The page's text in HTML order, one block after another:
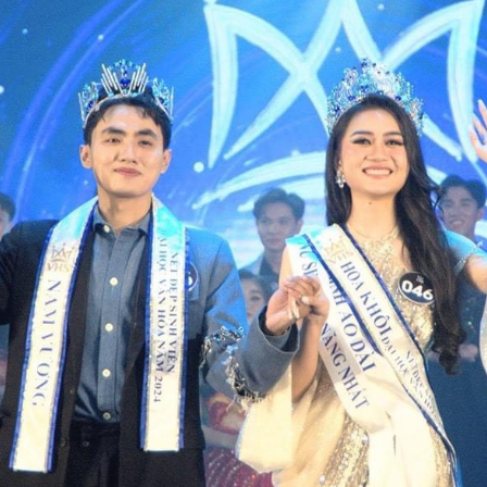
thanh lịch, dịu dàng nhưng cũng không kém phần rạng rỡ. Chiếc áo
vốn là biểu tượng của văn hóa Việt, càng trở nên ý nghĩa hơn khi
cô diện trong bối cảnh hướng về ngày Quốc khánh.
18
Nhạc kịch Bolero 'Chờ người': Cuộc cách mạng trên
sân khấu với 22 ca khúc bất hủ
tối 16-8 tại Nhà hát Bến Thành, vở nhạc kịch Bolero "Chờ người" đã
thức ra mắt, mang đến một làn gió mới lạ và đầy cảm xúc cho
người yêu mến dòng nhạc trữ tình này. Không đơn thuần là một
hòa nhạc, vở diễn đã khéo léo lồng ghép 22 ca khúc Bolero kinh
vào một câu chuyện kịch đầy kịch tính, tạo nên một trải nghiệm
thuật độc đáo.
Trần Châu Mỹ Mỹ: Á hậu 2 Hoa hậu Hoàn cầu Việt
Nam - Vẻ đẹp truyền thống và bản sắc văn hóa Việt
Châu Mỹ Mỹ, Á hậu 2 The Miss Global Vietnam - Hoa hậu Hoàn
Việt Nam 2024, là một trong những gương mặt nổi bật của làng
sắc Việt. Vẻ đẹp của cô không chỉ đến từ sự trẻ trung, hiện đại
còn mang đậm nét đẹp truyền thống, tinh tế, gợi nhớ đến hình ảnh